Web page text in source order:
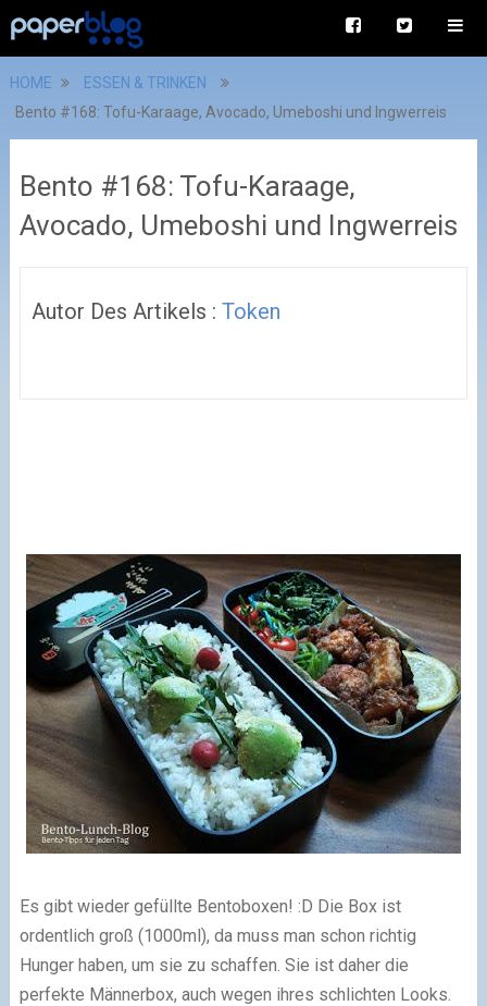
HOME
ESSEN & TRINKEN
Bento #168: Tofu-Karaage, Avocado, Umeboshi und Ingwerreis
Bento #168: Tofu-Karaage,
Avocado, Umeboshi und Ingwerreis
Autor Des Artikels : Token
Es gibt wieder gefüllte Bentoboxen! :D Die Box ist
ordentlich groß (1000ml), da muss man schon richtig
Hunger haben, um sie zu schaffen. Sie ist daher die
perfekte Männerbox, auch wegen ihres schlichten Looks.